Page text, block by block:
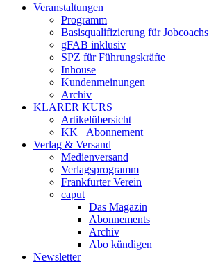
Veranstaltungen
Programm
Basisqualifizierung für Jobcoachs
gFAB inklusiv
SPZ für Führungskräfte
Inhouse
Kundenmeinungen
Archiv
KLARER KURS
Artikelübersicht
KK+ Abonnement
Verlag & Versand
Medienversand
Verlagsprogramm
Frankfurter Verein
caput
Das Magazin
Abonnements
Archiv
Abo kündigen
Newsletter